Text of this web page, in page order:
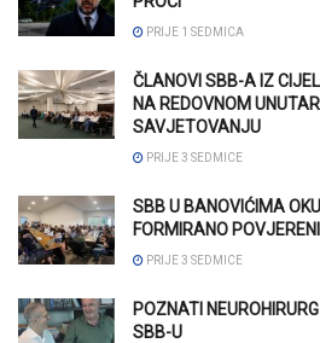
PRIJE 1 SEDMICA
ČLANOVI SBB-A IZ
NA REDOVNOM
SAVJETOVANJU
PRIJE 3 SEDMICE
SBB U BANOVIĆIMA
FORMIRANO
PRIJE 3 SEDMICE
POZNATI
SBB-U